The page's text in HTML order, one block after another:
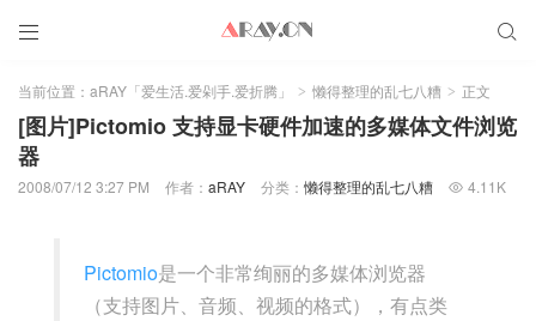
 
当前位置： aRAY「爱生活.爱剁手.爱折腾」 > 懒得整理的乱七八糟 > 正文
[图片]Pictomio 支持显卡硬件加速的多媒体文件浏览
器
2008/07/12 3:27 PM 作者： aRAY 分类：懒得整理的乱七八糟  4.11K
Pictomio是一个非常绚丽的多媒体浏览器
（支持图片、音频、视频的格式），有点类